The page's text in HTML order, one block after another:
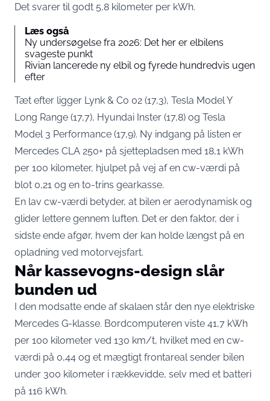
Det svarer til godt 5,8 kilometer per kWh.
Læs også
Ny undersøgelse fra 2026: Det her er elbilens
svageste punkt
Rivian lancerede ny elbil og fyrede hundredvis ugen
efter
Tæt efter ligger Lynk & Co 02 (17,3), Tesla Model Y
Long Range (17,7), Hyundai Inster (17,8) og Tesla
Model 3 Performance (17,9). Ny indgang på listen er
Mercedes CLA 250+ på sjettepladsen med 18,1 kWh
per 100 kilometer, hjulpet på vej af en cw-værdi på
blot 0,21 og en to-trins gearkasse.
En lav cw-værdi betyder, at bilen er aerodynamisk og
glider lettere gennem luften. Det er den faktor, der i
sidste ende afgør, hvem der kan holde længst på en
opladning ved motorvejsfart.
Når kassevogns-design slår
bunden ud
I den modsatte ende af skalaen står den nye elektriske
Mercedes G-klasse. Bordcomputeren viste 41,7 kWh
per 100 kilometer ved 130 km/t, hvilket med en cw-
værdi på 0,44 og et mægtigt frontareal sender bilen
under 300 kilometer i rækkevidde, selv med et batteri
på 116 kWh.